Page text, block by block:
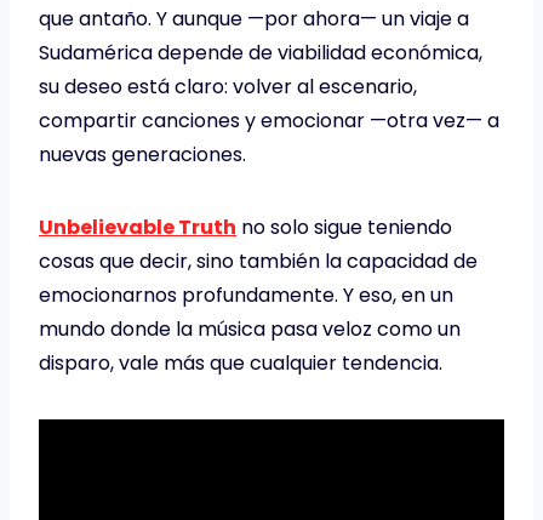
que antaño. Y aunque —por ahora— un viaje a
Sudamérica depende de viabilidad económica,
su deseo está claro: volver al escenario,
compartir canciones y emocionar —otra vez— a
nuevas generaciones.
Unbelievable Truth no solo sigue teniendo
cosas que decir, sino también la capacidad de
emocionarnos profundamente. Y eso, en un
mundo donde la música pasa veloz como un
disparo, vale más que cualquier tendencia.